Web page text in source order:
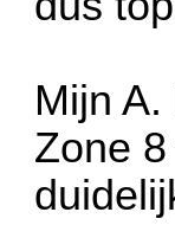
Mijn
Zone